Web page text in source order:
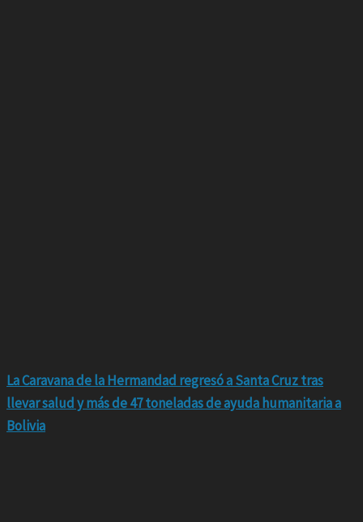
La Caravana de la Hermandad regresó a Santa Cruz tras
llevar salud y más de 47 toneladas de ayuda humanitaria a
Bolivia